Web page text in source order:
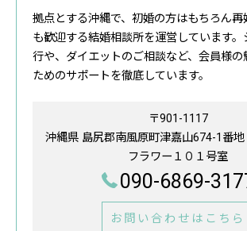
拠点とする沖縄で、初婚の方はもちろん
も歓迎する結婚相談所を運営しています。
行や、ダイエットのご相談など、会員様
ためのサポートを徹底しています。
〒901-1117
沖縄県 島尻郡南風原町津嘉山674-1番
フラワー１０１号室
090-6869-
お問い合わせはこちら